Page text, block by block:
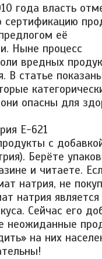
года власть
сертификацию
её
Ныне процесс
вредных
В статье
опасны для
E-621
с
Берёте
и читаете.
натрия, не
натрия является
Сейчас его
неожиданные
на них